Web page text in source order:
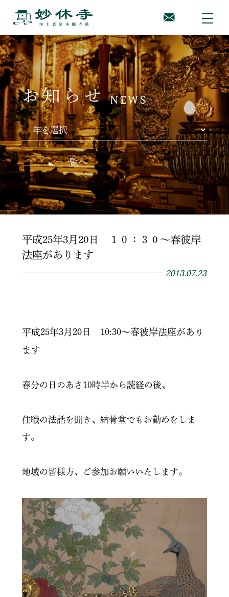
NEWS
お知らせ
一覧へ
平成25年3月20日 １０：３０～春彼岸
法座があります
2013.07.23
平成25年3月20日 10:30～春彼岸法座があり
ます
春分の日のあさ10時半から読経の後、
住職の法話を聞き、納骨堂でもお勤めをしま
す。
地域の皆様方、ご参加お願いいたします。